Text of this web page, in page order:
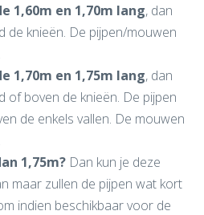
1,60m en 1,70m lang, dan
de knieën. De pijpen/mouwen
1,70m en 1,75m lang, dan
of boven de knieën. De pijpen
de enkels vallen. De mouwen
1,75m? Dan kun je deze
maar zullen de pijpen wat kort
indien beschikbaar voor de